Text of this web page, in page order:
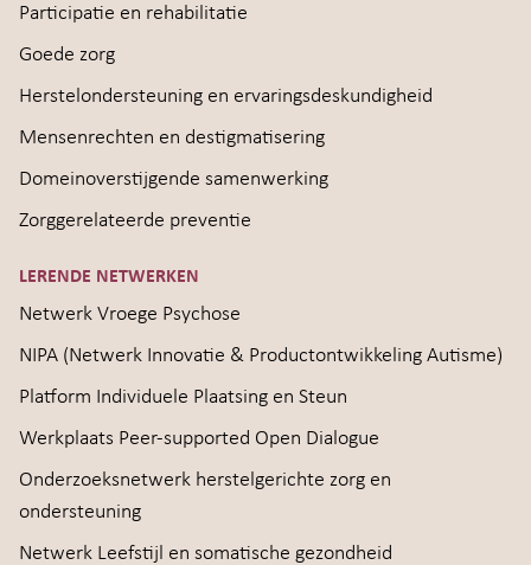
Participatie en rehabilitatie
Goede zorg
Herstelondersteuning en ervaringsdeskundigheid
Mensenrechten en destigmatisering
Domeinoverstijgende samenwerking
Zorggerelateerde preventie
LERENDE NETWERKEN
Netwerk Vroege Psychose
NIPA (Netwerk Innovatie & Productontwikkeling Autisme)
Platform Individuele Plaatsing en Steun
Werkplaats Peer-supported Open Dialogue
Onderzoeksnetwerk herstelgerichte zorg en
ondersteuning
Netwerk Leefstijl en somatische gezondheid